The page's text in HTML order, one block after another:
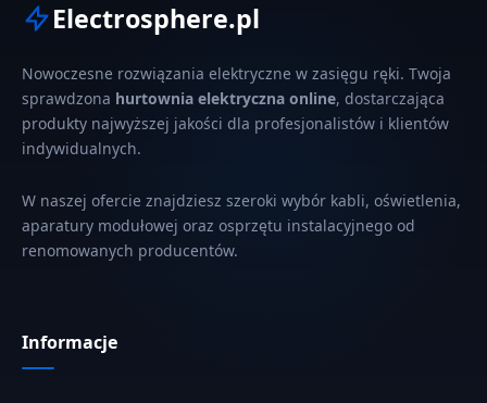
Electrosphere.pl
Nowoczesne rozwiązania elektryczne w zasięgu ręki. Twoja
sprawdzona hurtownia elektryczna online, dostarczająca
produkty najwyższej jakości dla profesjonalistów i klientów
indywidualnych.
W naszej ofercie znajdziesz szeroki wybór kabli, oświetlenia,
aparatury modułowej oraz osprzętu instalacyjnego od
renomowanych producentów.
Informacje